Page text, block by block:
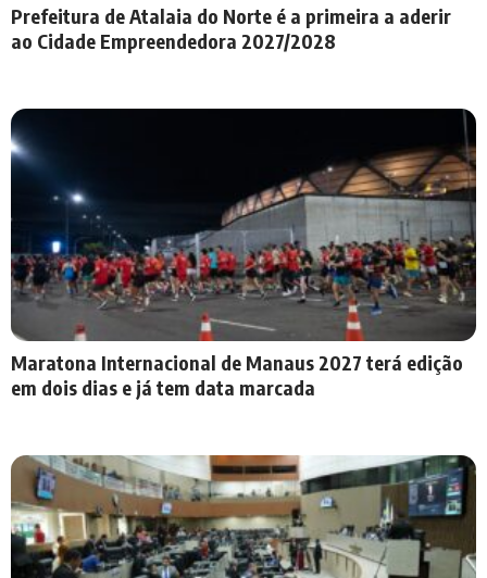
Prefeitura de Atalaia do Norte é a primeira a aderir
ao Cidade Empreendedora 2027/2028
Maratona Internacional de Manaus 2027 terá edição
em dois dias e já tem data marcada